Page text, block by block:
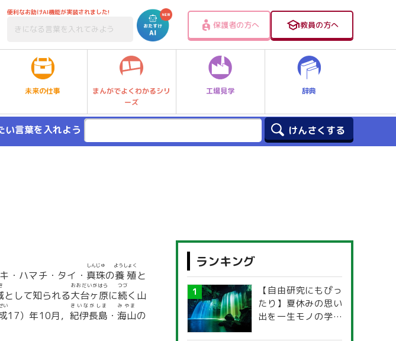
便利なお助けAI機能が実装されました!
保護者の方へ 教員の方へ
未来の仕事
まんがでよくわかるシリ
ーズ
工場見学 辞典
い言葉を入れよう
・ハマチ・タイ・ 真珠
しんじゅ
の養殖
ようしょく
と
として知られる大台ヶ原
おおだいがはら
に続
つづ
く山
い
17）年10月， 紀伊長島
きいながしま
・ 海山
みやま
の
ランキング
【自由研究にもぴっ
たり】夏休みの思い
出を一生モノの学び